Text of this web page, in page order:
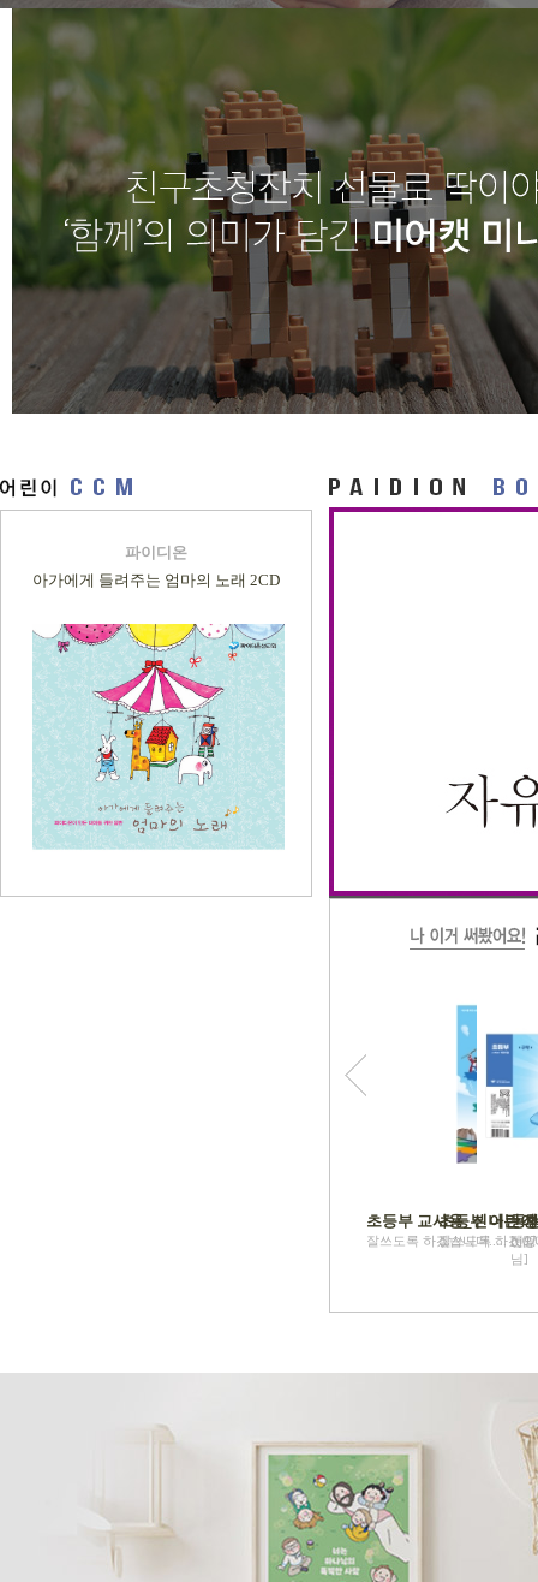
파이디온
아가에게 들려주는 엄마의 노래 2CD
초등부 교사용_신나는
잘쓰도록 하겠습니다.....
초등부 어린
잘쓰도록 하겠
동
신
님]